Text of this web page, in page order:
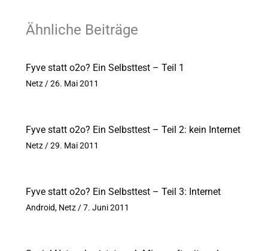
Ähnliche Beiträge
Fyve statt o2o? Ein Selbsttest – Teil 1
Netz/26. Mai 2011
Fyve statt o2o? Ein Selbsttest – Teil 2: kein Internet
Netz/29. Mai 2011
Fyve statt o2o? Ein Selbsttest – Teil 3: Internet
Android, Netz/7. Juni 2011